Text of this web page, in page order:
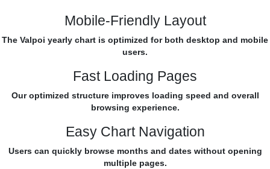
Mobile-Friendly Layout
The Valpoi yearly chart is optimized for both desktop and mobile
users.
Fast Loading Pages
Our optimized structure improves loading speed and overall
browsing experience.
Easy Chart Navigation
Users can quickly browse months and dates without opening
multiple pages.